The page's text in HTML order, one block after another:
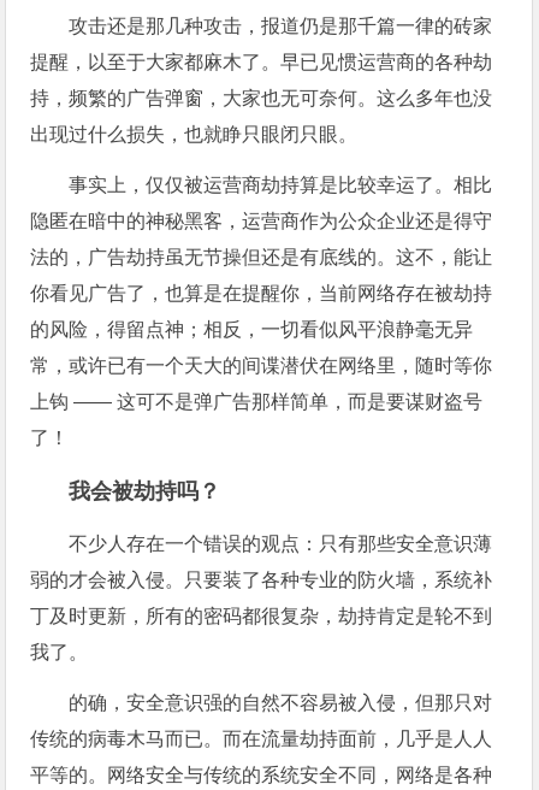
攻击还是那几种攻击，报道仍是那千篇一律的砖家
提醒，以至于大家都麻木了。早已见惯运营商的各种劫
持，频繁的广告弹窗，大家也无可奈何。这么多年也没
出现过什么损失，也就睁只眼闭只眼。
事实上，仅仅被运营商劫持算是比较幸运了。相比
隐匿在暗中的神秘黑客，运营商作为公众企业还是得守
法的，广告劫持虽无节操但还是有底线的。这不，能让
你看见广告了，也算是在提醒你，当前网络存在被劫持
的风险，得留点神；相反，一切看似风平浪静毫无异
常，或许已有一个天大的间谍潜伏在网络里，随时等你
上钩 —— 这可不是弹广告那样简单，而是要谋财盗号
了！
我会被劫持吗？
不少人存在一个错误的观点：只有那些安全意识薄
弱的才会被入侵。只要装了各种专业的防火墙，系统补
丁及时更新，所有的密码都很复杂，劫持肯定是轮不到
我了。
的确，安全意识强的自然不容易被入侵，但那只对
传统的病毒木马而已。而在流量劫持面前，几乎是人人
平等的。网络安全与传统的系统安全不同，网络是各种